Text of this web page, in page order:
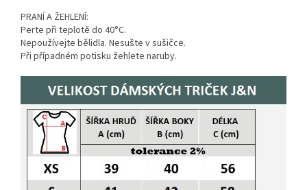
PRANÍ A ŽEHLENÍ:
Perte při teplotě do 40°C.
Nepoužívejte bělidla. Nesušte v sušičce.
Při případném potisku žehlete naruby.